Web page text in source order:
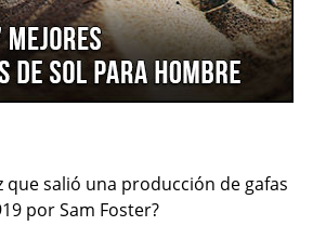
salió una producción de gafas
por Sam Foster?